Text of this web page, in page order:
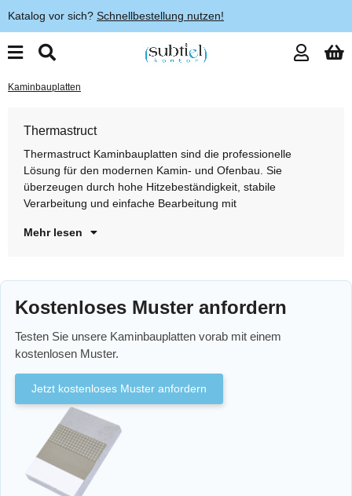
Katalog vor sich? Schnellbestellung nutzen!
Kaminbauplatten
Thermastruct
Thermastruct Kaminbauplatten sind die professionelle
Lösung für den modernen Kamin- und Ofenbau. Sie
überzeugen durch hohe Hitzebeständigkeit, stabile
Verarbeitung und einfache Bearbeitung mit
Handwerkzeugen. Dank ihres geringen Gewichts und ihrer
wärmespeichernden Eigenschaften eignen sie sich ideal für
Kaminverkleidungen, Heizkammern und individuelle
Mehr lesen
Kostenloses Muster anfordern
Testen Sie unsere Kaminbauplatten vorab mit einem
kostenlosen Muster.
Jetzt kostenloses Muster anfordern